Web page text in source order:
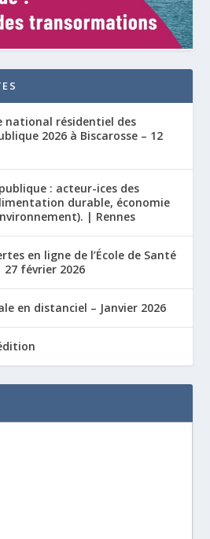
national résidentiel des
2026 à Biscarosse – 12
: acteur-ices des
durable, économie
| Rennes
en ligne de l’École de Santé
février 2026
en distanciel – Janvier 2026